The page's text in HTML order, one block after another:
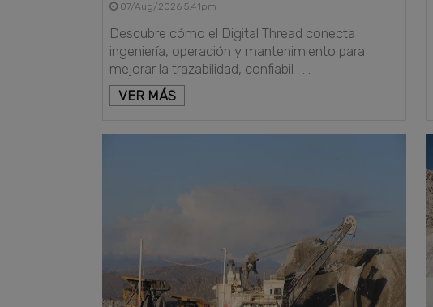
07/Aug/2026 5:41pm
Descubre cómo el Digital Thread conecta
ingeniería, operación y mantenimiento para
mejorar la trazabilidad, confiabil . . .
VER MÁS